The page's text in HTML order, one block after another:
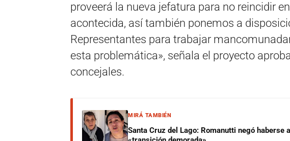
proveerá la nueva jefatura para no reincidir
acontecida, así también ponemos a
Representantes para trabajar
esta problemática», señala el proyecto
concejales.
MIRÁ TAMBIÉN
Santa Cruz del Lago: Romanutti negó haberse